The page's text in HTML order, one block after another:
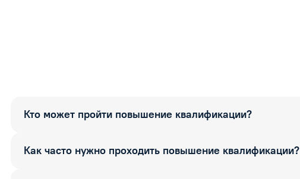
Кто может пройти повышение квалификации?
Как часто нужно проходить повышение квалификации?